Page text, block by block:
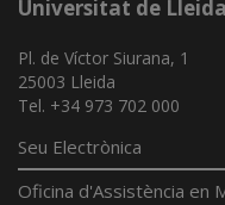
Universitat de Lleida
Pl. de Víctor Siurana, 1
25003 Lleida
Tel. +34 973 702 000
Seu Electrònica
Oficina d'Assistència en